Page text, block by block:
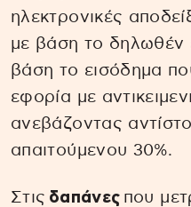
ηλεκτρονικές
με βάση το δηλωθέν
βάση το εισόδημα
εφορία με
ανεβάζοντας
απαιτούμενου 30%.
Στις δαπάνες που